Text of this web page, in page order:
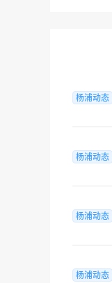
杨浦动态
杨浦动态
杨浦动态
杨浦动态